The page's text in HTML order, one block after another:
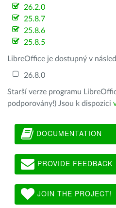
26.2.0
25.8.7
25.8.6
25.8.5
LibreOffice je dostupný v
26.8.0
Starší verze programu
podporovány!) Jsou k dispozici
DOCUMENTATION
PROVIDE FEEDBACK
JOIN THE PROJECT!